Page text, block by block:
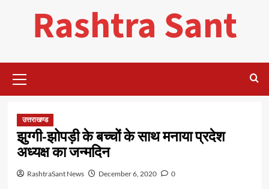
Rashtra Sant
Menu
उत्तराखण्ड
झुग्गी-झोपड़ी के बच्चों के साथ मनाया प्रदेश
अध्यक्ष का जन्मदिन
RashtraSant News December 6, 2020 0